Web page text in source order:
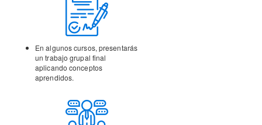
En algunos cursos, presentarás
un trabajogrupal final
aplicando conceptos
aprendidos.